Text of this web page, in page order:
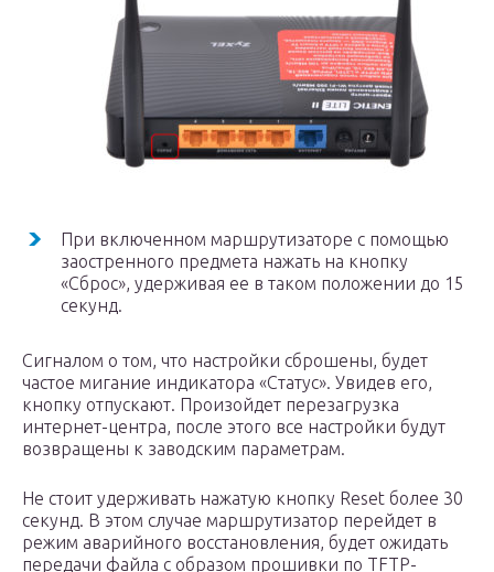
При включенном маршрутизаторе с помощью
заостренного предмета нажать на кнопку
«Сброс», удерживая ее в таком положении до 15
секунд.
Сигналом о том, что настройки сброшены, будет
частое мигание индикатора «Статус». Увидев его,
кнопку отпускают. Произойдет перезагрузка
интернет-центра, после этого все настройки будут
возвращены к заводским параметрам.
Не стоит удерживать нажатую кнопку Reset более 30
секунд. В этом случае маршрутизатор перейдет в
режим аварийного восстановления, будет ожидать
передачи файла с образом прошивки по TFTP-